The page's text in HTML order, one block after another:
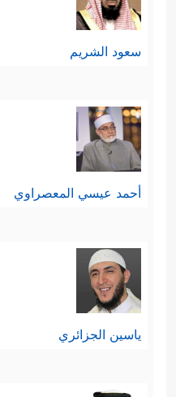
سعود الشريم
أحمد عيسي المعصراوي
ياسين الجزائري